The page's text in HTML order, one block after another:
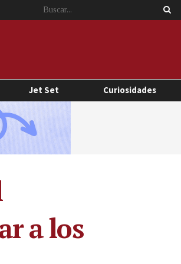
Jet Set Curiosidades
a los